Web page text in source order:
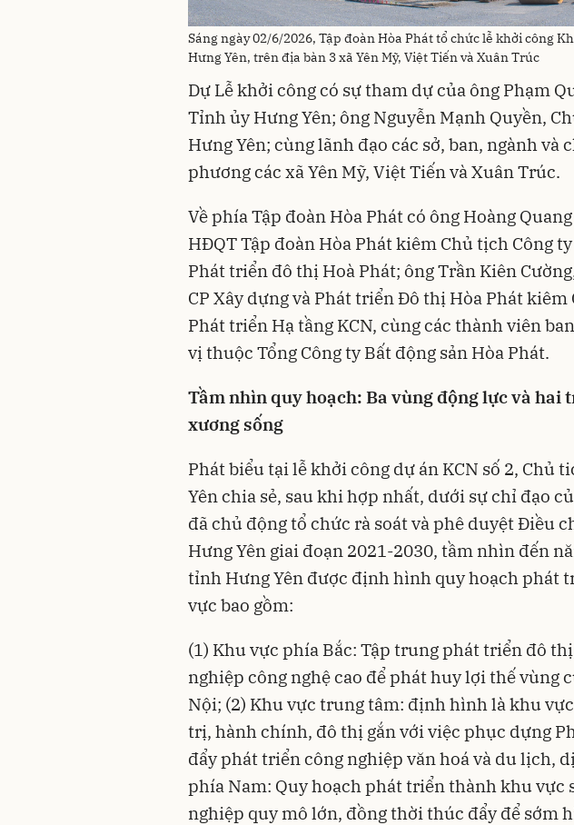
Sáng ngày 02/6/2026, Tập đoàn Hòa Phát tổ chức lễ khởi công
Hưng Yên, trên địa bàn 3 xã Yên Mỹ, Việt Tiến và Xuân Trúc
Dự Lễ khởi công có sự tham dự của ông Phạm
Tỉnh ủy Hưng Yên; ông Nguyễn Mạnh Quyền,
Hưng Yên; cùng lãnh đạo các sở, ban, ngành và
phương các xã Yên Mỹ, Việt Tiến và Xuân Trúc.
Về phía Tập đoàn Hòa Phát có ông Hoàng
HĐQT Tập đoàn Hòa Phát kiêm Chủ tịch Công ty
Phát triển đô thị Hoà Phát; ông Trần Kiên
CP Xây dựng và Phát triển Đô thị Hòa Phát kiêm
Phát triển Hạ tầng KCN, cùng các thành viên
vị thuộc Tổng Công ty Bất động sản Hòa Phát.
Tầm nhìn quy hoạch: Ba vùng động lực và hai
xương sống
Phát biểu tại lễ khởi công dự án KCN số 2, Chủ
Yên chia sẻ, sau khi hợp nhất, dưới sự chỉ đạo
đã chủ động tổ chức rà soát và phê duyệt Điều
Hưng Yên giai đoạn 2021-2030, tầm nhìn đến
tỉnh Hưng Yên được định hình quy hoạch phát
vực bao gồm:
(1) Khu vực phía Bắc: Tập trung phát triển đô
nghiệp công nghệ cao để phát huy lợi thế vùng
Nội; (2) Khu vực trung tâm: định hình là khu
trị, hành chính, đô thị gắn với việc phục dựng
đẩy phát triển công nghiệp văn hoá và du lịch,
phía Nam: Quy hoạch phát triển thành khu vực
nghiệp quy mô lớn, đồng thời thúc đẩy để sớm